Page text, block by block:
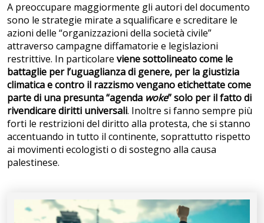
A preoccupare maggiormente gli autori del documento
sono le strategie mirate a squalificare e screditare le
azioni delle “organizzazioni della società civile”
attraverso campagne diffamatorie e legislazioni
restrittive. In particolare viene sottolineato come le
battaglie per l’uguaglianza di genere, per la giustizia
climatica e contro il razzismo vengano etichettate come
parte di una presunta “agenda woke” solo per il fatto di
rivendicare diritti universali. Inoltre si fanno sempre più
forti le restrizioni del diritto alla protesta, che si stanno
accentuando in tutto il continente, soprattutto rispetto
ai movimenti ecologisti o di sostegno alla causa
palestinese.